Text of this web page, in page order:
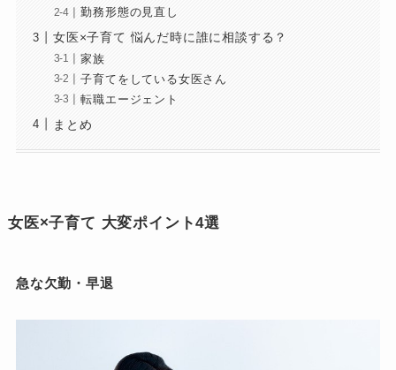
勤務形態の見直し
女医×子育て 悩んだ時に誰に相談する？
家族
子育てをしている女医さん
転職エージェント
まとめ
女医×子育て 大変ポイント4選
急な欠勤・早退